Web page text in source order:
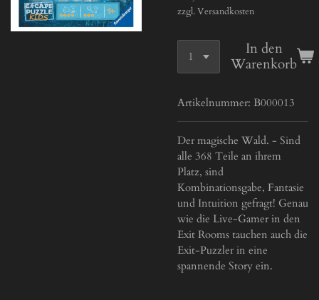
zzgl. Versandkosten
In den
Warenkorb
Artikelnummer: B000013
Der magische Wald. - Sind
alle 368 Teile an ihrem
Platz, sind
Kombinationsgabe, Fantasie
und Intuition gefragt! Genau
wie die Live-Gamer in den
Exit Rooms tauchen auch die
Exit-Puzzler in eine
spannende Story ein.